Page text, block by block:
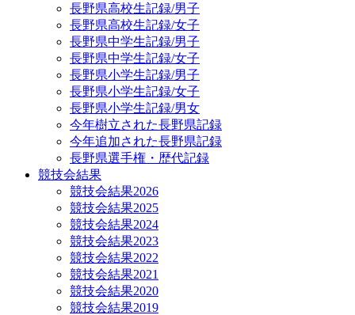
長野県高校生記録/男子
長野県高校生記録/女子
長野県中学生記録/男子
長野県中学生記録/女子
長野県小学生記録/男子
長野県小学生記録/女子
長野県小学生記録/男女
今年樹立された長野県記録
今年追加された長野県記録
長野県選手権・歴代記録
競技会結果
競技会結果2026
競技会結果2025
競技会結果2024
競技会結果2023
競技会結果2022
競技会結果2021
競技会結果2020
競技会結果2019